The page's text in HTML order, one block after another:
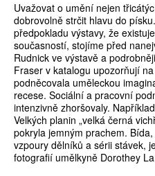
Uvažovat o umění nejen
dobrovolně strčit hlavu do
předpokladu výstavy, že
současností, stojíme před
Rudnick ve výstavě a
Fraser v katalogu upozorňují
podněcovala uměleckou
recese. Sociální a pracovní
intenzivně zhoršovaly.
Velkých planin „velká černá
pokryla jemným prachem.
vzpoury dělníků a sérii stávek,
fotografií umělkyně Dorothey